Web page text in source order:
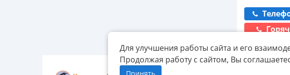
Для улучшения работы сайта и его
Продолжая работу с сайтом, Вы